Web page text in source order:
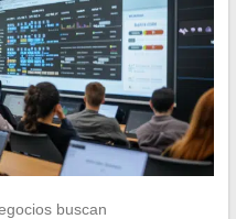
buscan